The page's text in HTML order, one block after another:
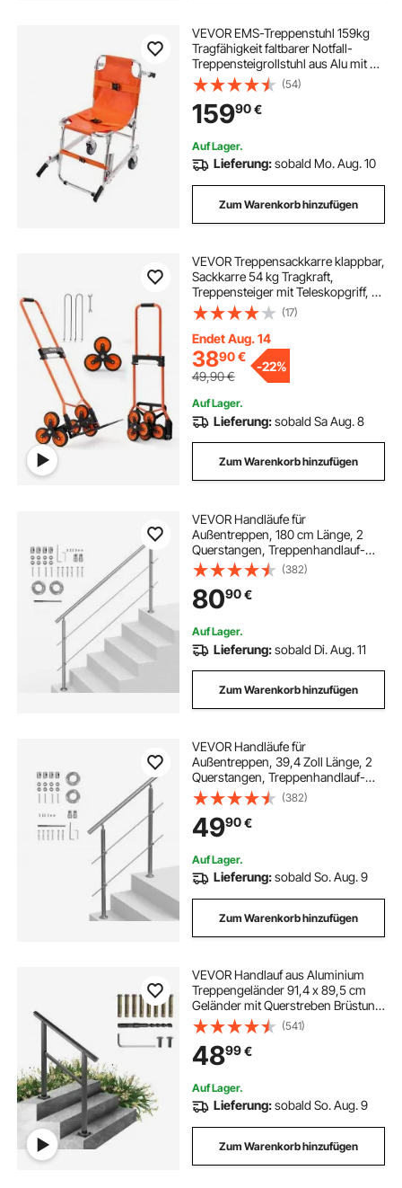
VEVOR EMS-Treppenstuhl 159kg
Tragfähigkeit faltbarer Notfall-
Treppensteigrollstuhl aus Alu mit 2
Rädern tragbarer Treppenlift
Krankenwagen Feuerwehrmann
Evakuierung für ältere Menschen
und Behinderte
(54)
15990€
Auf Lager.
Lieferung:sobald Mo. Aug. 10
Zum Warenkorb hinzufügen
VEVOR Treppensackkarre klappbar,
Sackkarre 54 kg Tragkraft,
Treppensteiger mit Teleskopgriff, 6
Rädern & 2 Spanngurten,
Transportkarre, Treppenkarre, ideal
für Haushalt, Einkauf & Lager
(17)
Endet Aug. 14
3890€
49,90€
-22%
Auf Lager.
Lieferung:sobald Sa Aug. 8
Zum Warenkorb hinzufügen
VEVOR Handläufe für
Außentreppen, 180 cm Länge, 2
Querstangen, Treppenhandlauf-
Set, Übergangsgeländer aus
Edelstahl mit Montagesatz,
doppelsäulige Treppenhandläufe für
Senioren, Veranda und Terrasse
(382)
8090€
Auf Lager.
Lieferung:sobald Di. Aug. 11
Zum Warenkorb hinzufügen
VEVOR Handläufe für
Außentreppen, 39,4 Zoll Länge, 2
Querstangen, Treppenhandlauf-
Set, Übergangsgeländer aus
Edelstahl mit Montagesatz,
doppelsäulige Treppenhandläufe für
Senioren, Veranda und Terrasse
(382)
4990€
Auf Lager.
Lieferung:sobald So. Aug. 9
Zum Warenkorb hinzufügen
VEVOR Handlauf aus Aluminium
Treppengeländer 91,4 x 89,5 cm
Geländer mit Querstreben Brüstung
75 kg Tragfähigkeit 0-50 Grad
Anpassung an Treppe Handlauf
Außen Geeignet für 2 bis 3 Stufen
Treppe
(541)
4899€
Auf Lager.
Lieferung:sobald So. Aug. 9
Zum Warenkorb hinzufügen